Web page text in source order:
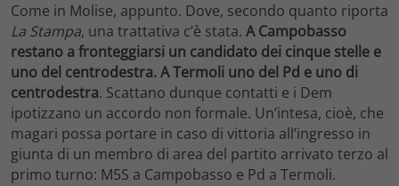
Come in Molise, appunto. Dove, secondo quanto riporta
La Stampa, una trattativa c’è stata. A Campobasso
restano a fronteggiarsi un candidato dei cinque stelle e
uno del centrodestra. A Termoli uno del Pd e uno di
centrodestra. Scattano dunque contatti e i Dem
ipotizzano un accordo non formale. Un’intesa, cioè, che
magari possa portare in caso di vittoria all’ingresso in
giunta di un membro di area del partito arrivato terzo al
primo turno: M5S a Campobasso e Pd a Termoli.